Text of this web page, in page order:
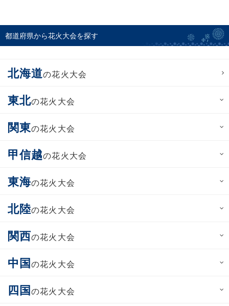
都道府県から花火大会を探す
北海道の花火大会
東北の花火大会
関東の花火大会
甲信越の花火大会
東海の花火大会
北陸の花火大会
関西の花火大会
中国の花火大会
四国の花火大会